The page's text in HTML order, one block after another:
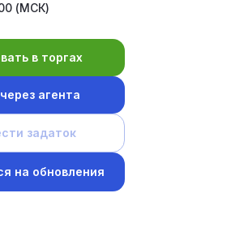
(МСК)
в торгах
агента
задаток
на обновления